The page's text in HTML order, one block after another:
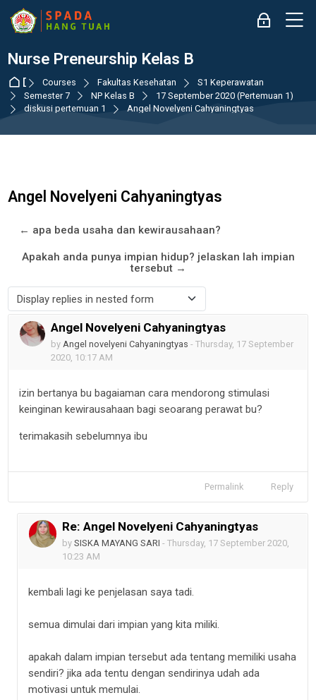
Skip to navigation
Skip to login form
Skip to main content
Skip to accessibility options
Skip to footer
Skip accessibility options
Log in
Nurse Preneurship Kelas B
Dashboard
Courses Fakultas Kesehatan
S1 Keperawatan
Semester 7
NP Kelas B
17 September 2020 (Pertemuan 1)
diskusi pertemuan 1
Angel Novelyeni Cahyaningtyas
Angel Novelyeni Cahyaningtyas
← apa beda usaha dan kewirausahaan?
Apakah anda punya impian hidup? jelaskan lah impian
tersebut →
Display mode
Angel Novelyeni Cahyaningtyas
by Angel novelyeni Cahyaningtyas - Thursday, 17 September
2020, 10:17 AM
Number of replies: 1
izin bertanya bu bagaiaman cara mendorong stimulasi
keinginan kewirausahaan bagi seoarang perawat bu?
terimakasih sebelumnya ibu
Permalink Reply
In reply to Angel novelyeni Cahyaningtyas
Re: Angel Novelyeni Cahyaningtyas
by SISKA MAYANG SARI - Thursday, 17 September 2020,
10:23 AM
kembali lagi ke penjelasan saya tadi.
semua dimulai dari impian yang kita miliki.
apakah dalam impian tersebut ada tentang memiliki usaha
sendiri? jika ada tentu dengan sendirinya udah ada
motivasi untuk memulai.